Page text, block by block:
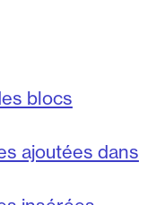
blocs
ajoutées dans